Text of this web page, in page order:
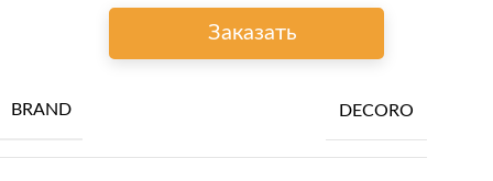
Заказать
BRAND DECORO